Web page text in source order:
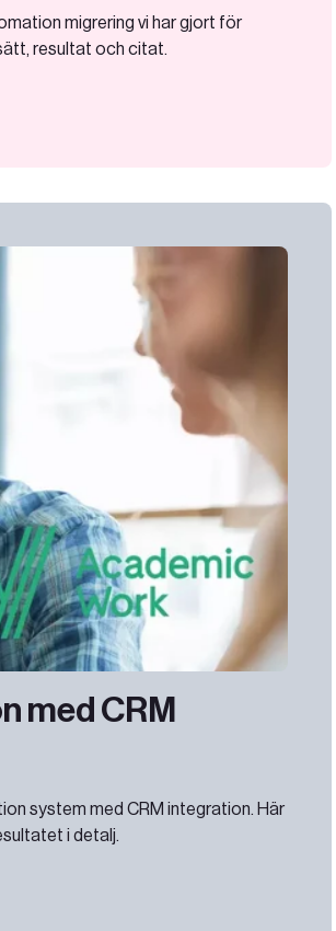
migrering vi har gjort för
resultat och citat.
med CRM
system med CRM integration. Här
i detalj.